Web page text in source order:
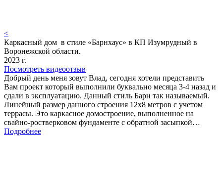
<
Каркасный дом в стиле «Барнхаус» в КП Изумрудный в
Воронежской области.
2023 г.
Посмотреть видеоотзыв
Добрый день меня зовут Влад, сегодня хотели представить
Вам проект который выполнили буквально месяца 3-4 назад и
сдали в эксплуатацию. Данный стиль Барн так называемый.
Линейный размер данного строения 12х8 метров с учетом
террасы. Это каркасное домостроение, выполненное на
свайно-ростверковом фундаменте с обратной засыпкой…
Подробнее